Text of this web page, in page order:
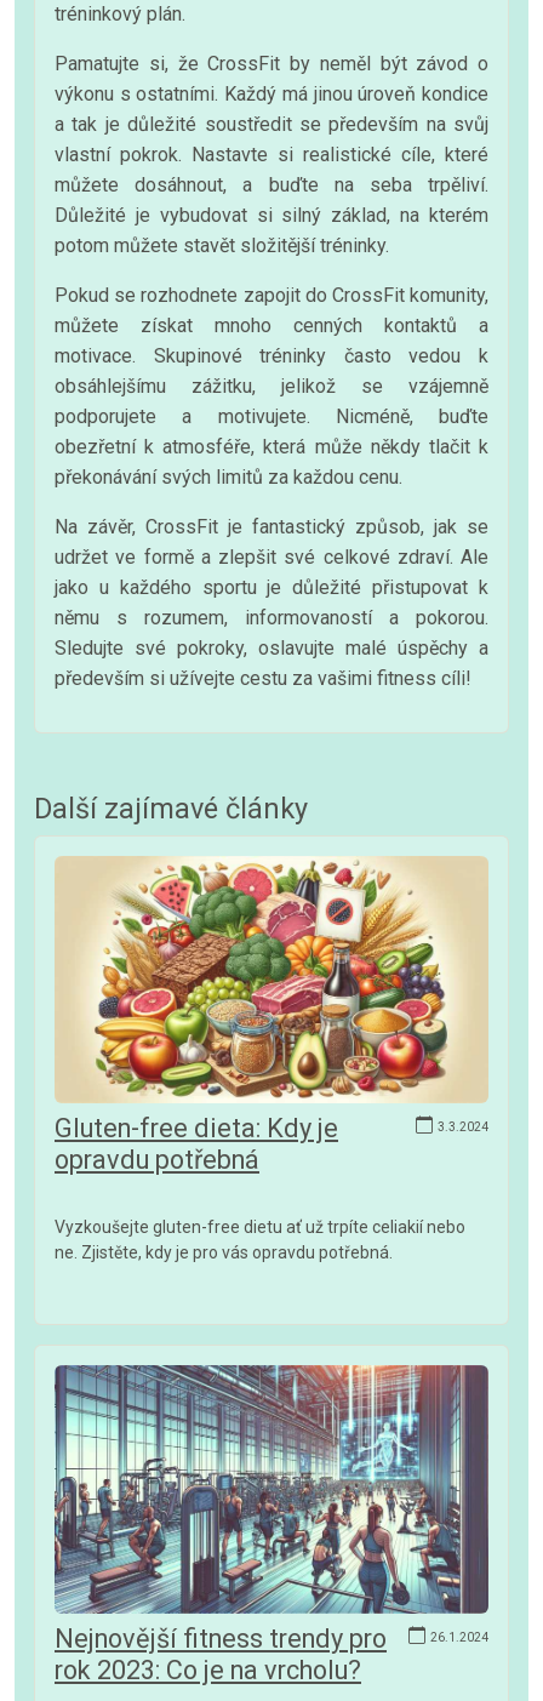
tréninkový plán.
Pamatujte si, že CrossFit by neměl být závod o
výkonu s ostatními. Každý má jinou úroveň kondice
a tak je důležité soustředit se především na svůj
vlastní pokrok. Nastavte si realistické cíle, které
můžete dosáhnout, a buďte na seba trpěliví.
Důležité je vybudovat si silný základ, na kterém
potom můžete stavět složitější tréninky.
Pokud se rozhodnete zapojit do CrossFit komunity,
můžete získat mnoho cenných kontaktů a
motivace. Skupinové tréninky často vedou k
obsáhlejšímu zážitku, jelikož se vzájemně
podporujete a motivujete. Nicméně, buďte
obezřetní k atmosféře, která může někdy tlačit k
překonávání svých limitů za každou cenu.
Na závěr, CrossFit je fantastický způsob, jak se
udržet ve formě a zlepšit své celkové zdraví. Ale
jako u každého sportu je důležité přistupovat k
němu s rozumem, informovaností a pokorou.
Sledujte své pokroky, oslavujte malé úspěchy a
především si užívejte cestu za vašimi fitness cíli!
Další zajímavé články
3.3.2024
Gluten-free dieta: Kdy je
opravdu potřebná
Vyzkoušejte gluten-free dietu ať už trpíte celiakií nebo
ne. Zjistěte, kdy je pro vás opravdu potřebná.
26.1.2024
Nejnovější fitness trendy pro
rok 2023: Co je na vrcholu?